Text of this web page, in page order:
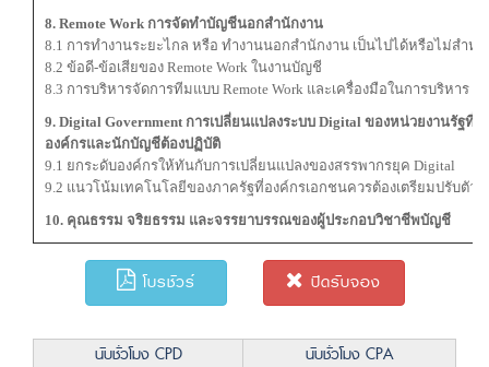
8. Remote Work การจัดทำบัญชีนอกสำนักงาน
8.1 การทำงานระยะไกล หรือ ทำงานนอกสำนักงาน เป็นไปได้หรือไม่สำห
8.2 ข้อดี-ข้อเสียของ Remote Work ในงานบัญชี
8.3 การบริหารจัดการทีมแบบ Remote Work และเครื่องมือในการบริหาร
9. Digital Government การเปลี่ยนแปลงระบบ Digital ของหน่วยงานรัฐที่
องค์กรและนักบัญชีต้องปฏิบัติ
9.1 ยกระดับองค์กรให้ทันกับการเปลี่ยนแปลงของสรรพากรยุค Digital
9.2 แนวโน้มเทคโนโลยีของภาครัฐที่องค์กรเอกชนควรต้องเตรียมปรับตัว
10. คุณธรรม จริยธรรม และจรรยาบรรณของผู้ประกอบวิชาชีพบัญชี
โบรชัวร์ ปิดรับจอง
นับชั่วโมง CPD
นับชั่วโมง CPA